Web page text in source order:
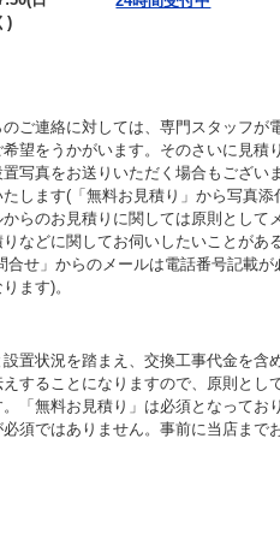
)
ご連絡に対しては、専門スタッフが
望をうかがいます。そのさいに見積
写真をお送りいただく場合もござい
します(「無料お見積り」から写真添
からのお見積りに関しては原則として
などに関してお伺いしたいことがあ
合せ」からのメールは電話番号記載
ます)。
置状況を踏まえ、交換工事代金を含
することになりますので、原則とし
「無料お見積り」は必須となってお
須ではありません。事前に当店まで